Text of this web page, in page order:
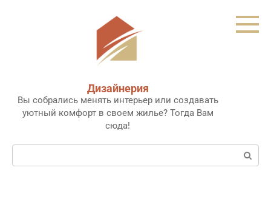
Дизайнерия
Вы собрались менять интерьер или создавать
уютный комфорт в своем жилье? Тогда Вам
сюда!
Поиск: